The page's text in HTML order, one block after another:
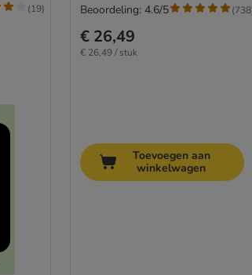
(19)
€ 26,49
€ 26,49 / stuk
Beoordeling: 4.6/5 (738
Toevoegen aan
winkelwagen